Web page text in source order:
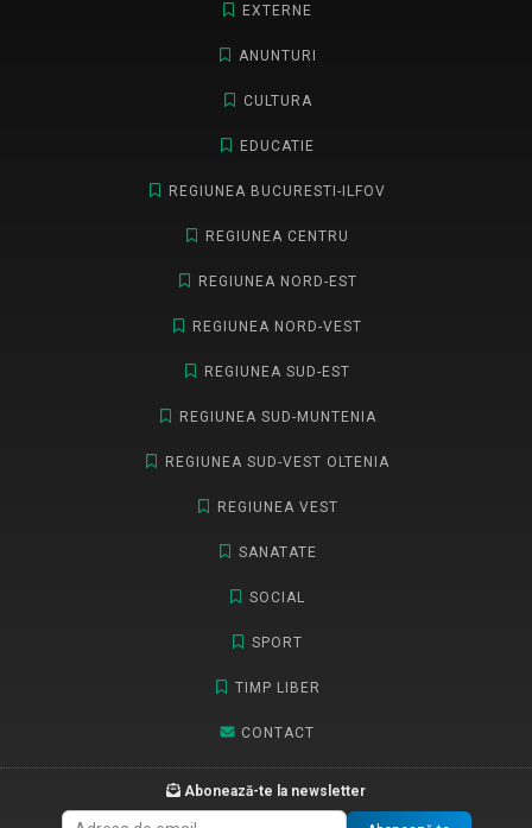
EXTERNE
ANUNTURI
CULTURA
EDUCATIE
REGIUNEA BUCURESTI-ILFOV
REGIUNEA CENTRU
REGIUNEA NORD-EST
REGIUNEA NORD-VEST
REGIUNEA SUD-EST
REGIUNEA SUD-MUNTENIA
REGIUNEA SUD-VEST OLTENIA
REGIUNEA VEST
SANATATE
SOCIAL
SPORT
TIMP LIBER
CONTACT
Abonează-te la newsletter